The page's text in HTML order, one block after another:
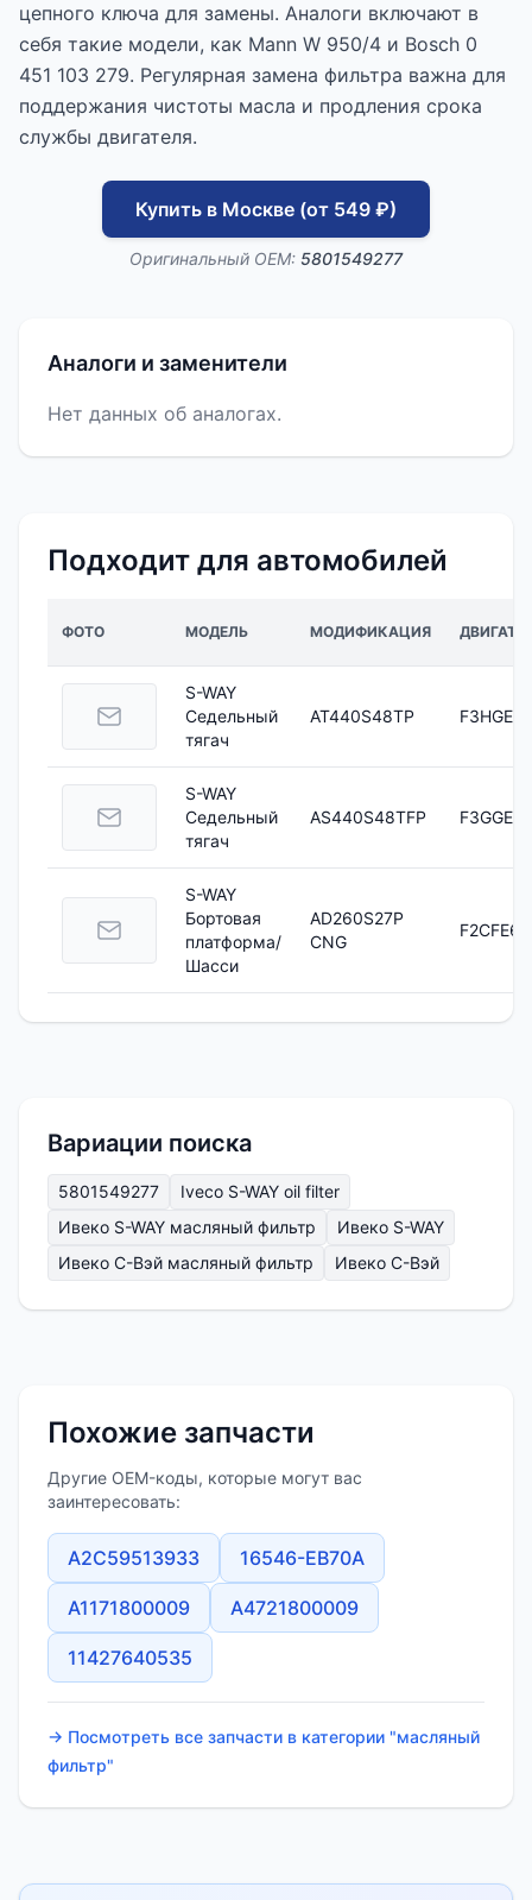
цепного ключа для замены. Аналоги включают в
себя такие модели, как Mann W 950/4 и Bosch 0
451 103 279. Регулярная замена фильтра важна для
поддержания чистоты масла и продления срока
службы двигателя.
Купить в Москве (от 549 ₽)
Оригинальный OEM: 5801549277
Аналоги и заменители
Нет данных об аналогах.
Подходит для автомобилей
ФОТО МОДЕЛЬ МОДИФИКАЦИЯ
S-WAY
Седельный
тягач
AT440S48TP
S-WAY
Седельный
тягач
AS440S48TFP
S-WAY
Бортовая
платформа/
Шасси
AD260S27P
CNG
Вариации поиска
5801549277
Iveco S-WAY oil filter
Ивеко S-WAY масляный фильтр
Ивеко S-WAY
Ивеко С-Вэй масляный фильтр
Ивеко С-Вэй
Похожие запчасти
Другие OEM-коды, которые могут вас
заинтересовать:
A2C59513933 16546-EB70A
A1171800009 A4721800009
11427640535
→ Посмотреть все запчасти в категории "масляный
фильтр"